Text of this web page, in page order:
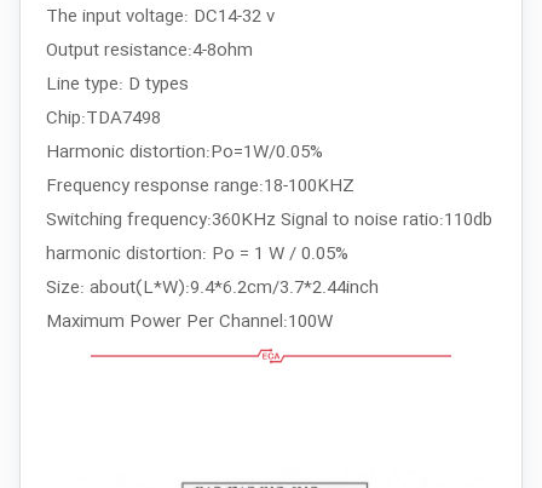
The input voltage: DC14-32 v
Output resistance:4-8ohm
Line type: D types
Chip:TDA7498
Harmonic distortion:Po=1W/0.05%
Frequency response range:18-100KHZ
Switching frequency:360KHz Signal to noise ratio:110db
harmonic distortion: Po = 1 W / 0.05%
Size: about(L*W):9.4*6.2cm/3.7*2.44inch
Maximum Power Per Channel:100W